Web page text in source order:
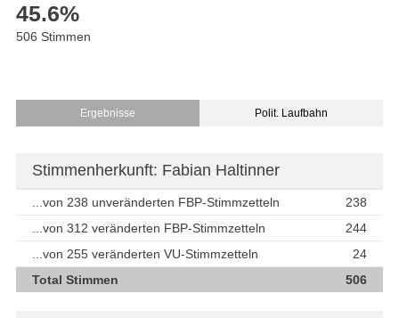
45.6%
506 Stimmen
Ergebnisse Polit. Laufbahn
Stimmenherkunft: Fabian Haltinner
...von 238 unveränderten FBP-Stimmzetteln
238
...von 312 veränderten FBP-Stimmzetteln
244
...von 255 veränderten VU-Stimmzetteln
24
Total Stimmen
506